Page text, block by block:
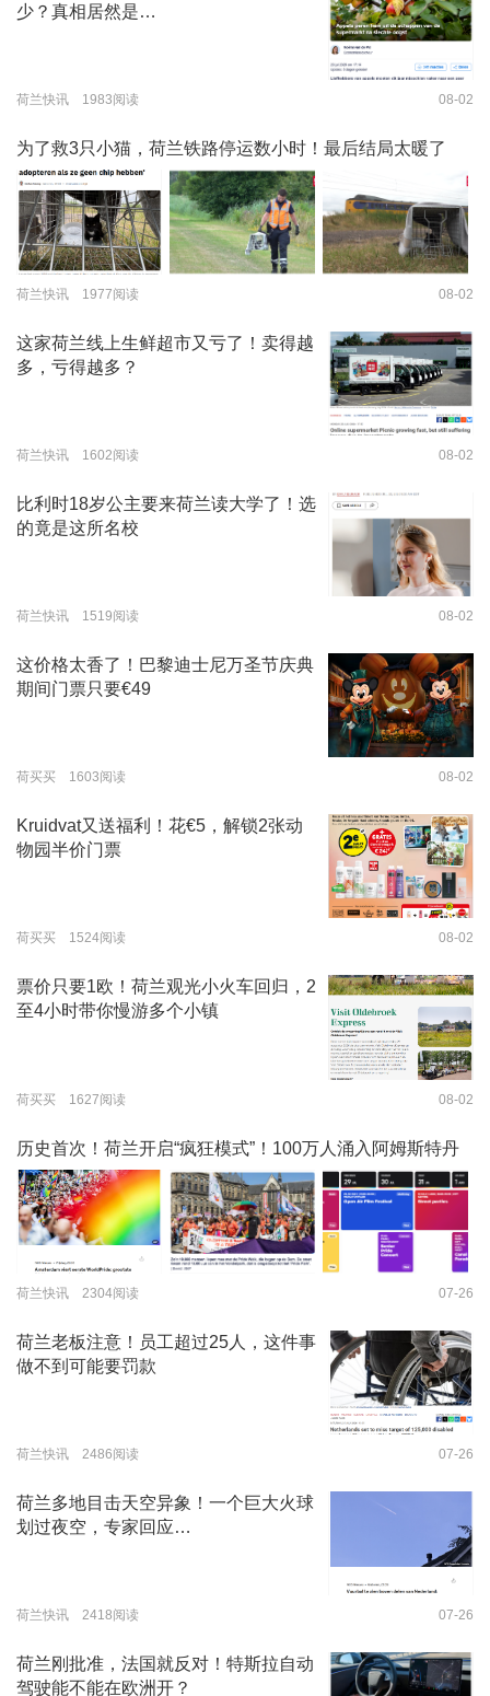
少？真相居然是…
荷兰快讯 1983阅读 08-02
为了救3只小猫，荷兰铁路停运数小时！最后结局太暖了
荷兰快讯 1977阅读 08-02
这家荷兰线上生鲜超市又亏了！卖得越
多，亏得越多？
荷兰快讯 1602阅读 08-02
比利时18岁公主要来荷兰读大学了！选
的竟是这所名校
荷兰快讯 1519阅读 08-02
这价格太香了！巴黎迪士尼万圣节庆典
期间门票只要€49
荷买买 1603阅读 08-02
Kruidvat又送福利！花€5，解锁2张动
物园半价门票
荷买买 1524阅读 08-02
票价只要1欧！荷兰观光小火车回归，2
至4小时带你慢游多个小镇
荷买买 1627阅读 08-02
历史首次！荷兰开启“疯狂模式”！100万人涌入阿姆斯特丹
荷兰快讯 2304阅读 07-26
荷兰老板注意！员工超过25人，这件事
做不到可能要罚款
荷兰快讯 2486阅读 07-26
荷兰多地目击天空异象！一个巨大火球
划过夜空，专家回应…
荷兰快讯 2418阅读 07-26
荷兰刚批准，法国就反对！特斯拉自动
驾驶能不能在欧洲开？